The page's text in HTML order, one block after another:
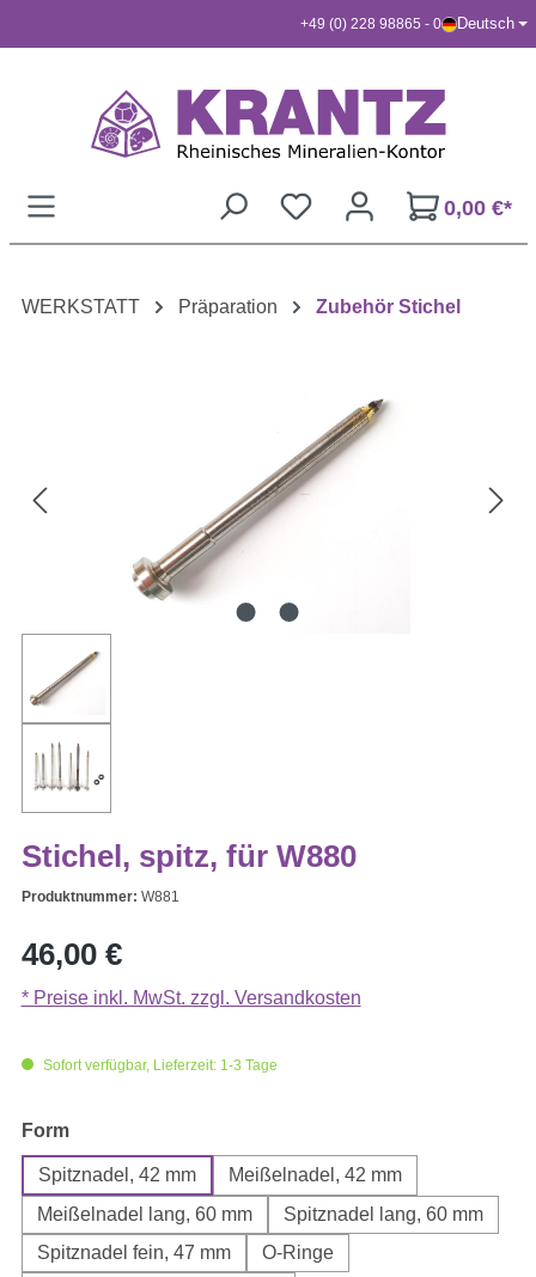
+49 (0) 228 98865 - 0 Deutsch
0,00 €*
WERKSTATT Präparation Zubehör Stichel
Stichel, spitz, für W880
Produktnummer: W881
Regulärer Preis:
46,00 €
* Preise inkl. MwSt. zzgl. Versandkosten
Sofort verfügbar, Lieferzeit: 1-3 Tage
Formauswählen
Spitznadel, 42 mm
Meißelnadel, 42 mm
Meißelnadel lang, 60 mm
Spitznadel lang, 60 mm
Spitznadel fein, 47 mm
O-Ringe